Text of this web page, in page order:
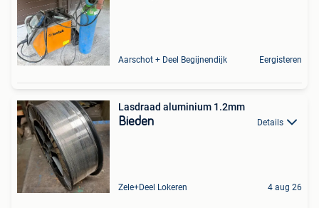
Aarschot + Deel Begijnendijk Eergisteren
Lasdraad aluminium 1.2mm
Bieden Details
Zele+Deel Lokeren 4 aug 26